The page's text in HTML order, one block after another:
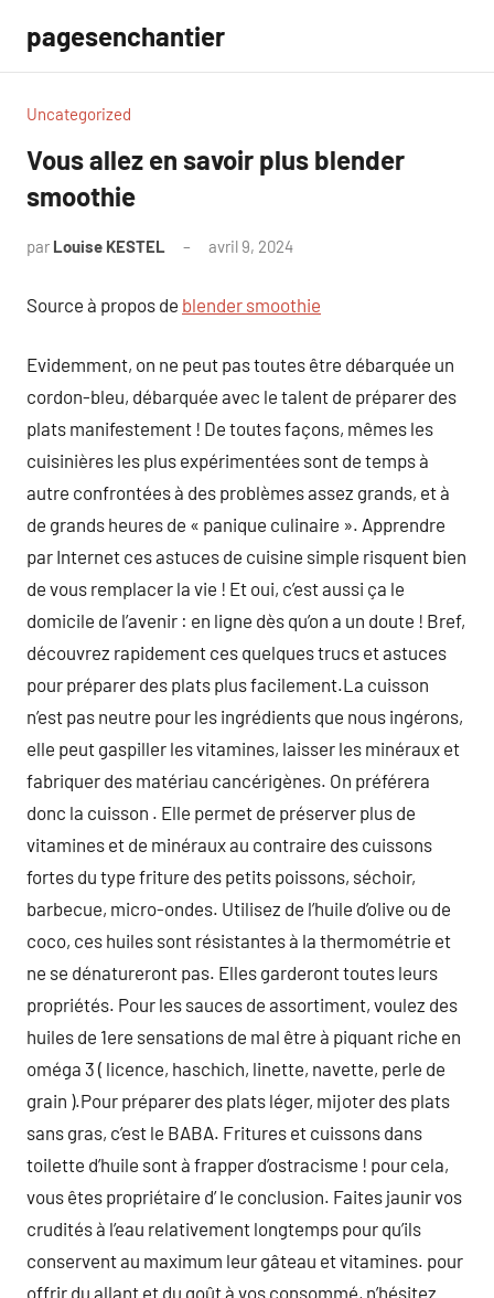
contenu
pagesenchantier
Uncategorized
Vous allez en savoir plus blender
smoothie
par Louise KESTEL avril 9, 2024
Source à propos de blender smoothie
Evidemment, on ne peut pas toutes être débarquée un
cordon-bleu, débarquée avec le talent de préparer des
plats manifestement ! De toutes façons, mêmes les
cuisinières les plus expérimentées sont de temps à
autre confrontées à des problèmes assez grands, et à
de grands heures de « panique culinaire ». Apprendre
par Internet ces astuces de cuisine simple risquent bien
de vous remplacer la vie ! Et oui, c’est aussi ça le
domicile de l’avenir : en ligne dès qu’on a un doute ! Bref,
découvrez rapidement ces quelques trucs et astuces
pour préparer des plats plus facilement.La cuisson
n’est pas neutre pour les ingrédients que nous ingérons,
elle peut gaspiller les vitamines, laisser les minéraux et
fabriquer des matériau cancérigènes. On préférera
donc la cuisson . Elle permet de préserver plus de
vitamines et de minéraux au contraire des cuissons
fortes du type friture des petits poissons, séchoir,
barbecue, micro-ondes. Utilisez de l’huile d’olive ou de
coco, ces huiles sont résistantes à la thermométrie et
ne se dénatureront pas. Elles garderont toutes leurs
propriétés. Pour les sauces de assortiment, voulez des
huiles de 1ere sensations de mal être à piquant riche en
oméga 3 ( licence, haschich, linette, navette, perle de
grain ).Pour préparer des plats léger, mijoter des plats
sans gras, c’est le BABA. Fritures et cuissons dans
toilette d’huile sont à frapper d’ostracisme ! pour cela,
vous êtes propriétaire d’ le conclusion. Faites jaunir vos
crudités à l’eau relativement longtemps pour qu’ils
conservent au maximum leur gâteau et vitamines. pour
offrir du allant et du goût à vos consommé, n’hésitez